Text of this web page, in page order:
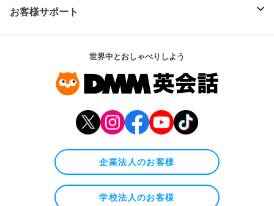
お客様サポート
世界中とおしゃべりしよう
企業法人のお客様
学校法人のお客様